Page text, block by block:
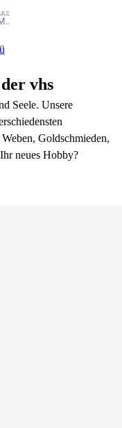
vhs
Seele. Unsere
Goldschmieden,
neues Hobby?